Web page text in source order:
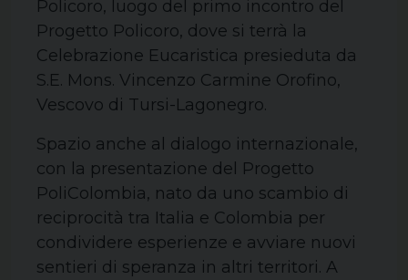
Policoro, luogo del primo incontro del
Progetto Policoro, dove si terrà la
Celebrazione Eucaristica presieduta da
S.E. Mons. Vincenzo Carmine Orofino,
Vescovo di Tursi-Lagonegro.
Spazio anche al dialogo internazionale,
con la presentazione del Progetto
PoliColombia, nato da uno scambio di
reciprocità tra Italia e Colombia per
condividere esperienze e avviare nuovi
sentieri di speranza in altri territori. A